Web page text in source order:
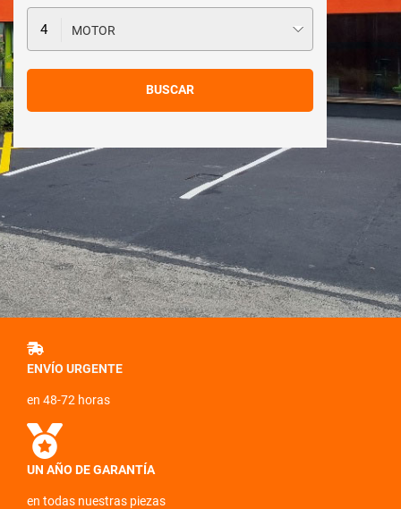
MOTOR
ENVÍO URGENTE
en 48-72 horas
UN AÑO DE GARANTÍA
en todas nuestras piezas